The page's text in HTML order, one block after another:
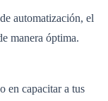
automatización, el
manera óptima.
en capacitar a tus